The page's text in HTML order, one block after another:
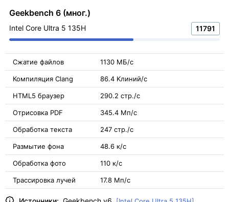
Geekbench 6 (мног.)
Intel Core Ultra 5 135H 11791
Сжатие файлов 1130 МБ/с
Компиляция Clang 86.4 Kлиний/с
HTML5 браузер 290.2 стр./с
Отрисовка PDF 345.4 Мп/с
Обработка текста 247 стр./с
Размытие фона 48.6 к/с
Обработка фото 110 к/с
Трассировка лучей 17.8 Мп/с